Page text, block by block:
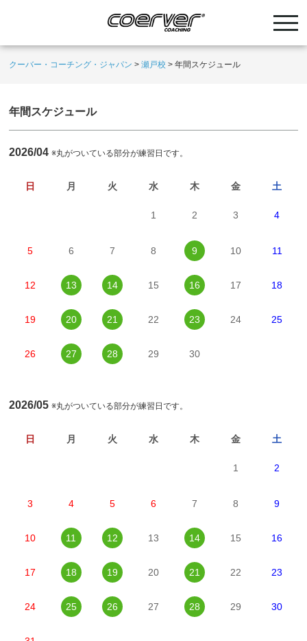
クーバー・コーチング・ジャパン >瀬戸校 >年間スケジュール
年間スケジュール
2026/04※丸がついている部分が練習日です。
日 月 火 水 木 金 土
1 2 3 4
5 6 7 8 9 10 11
12 13 14 15 16 17 18
19 20 21 22 23 24 25
26 27 28 29 30
2026/05※丸がついている部分が練習日です。
日 月 火 水 木 金 土
1 2
3 4 5 6 7 8 9
10 11 12 13 14 15 16
17 18 19 20 21 22 23
24 25 26 27 28 29 30